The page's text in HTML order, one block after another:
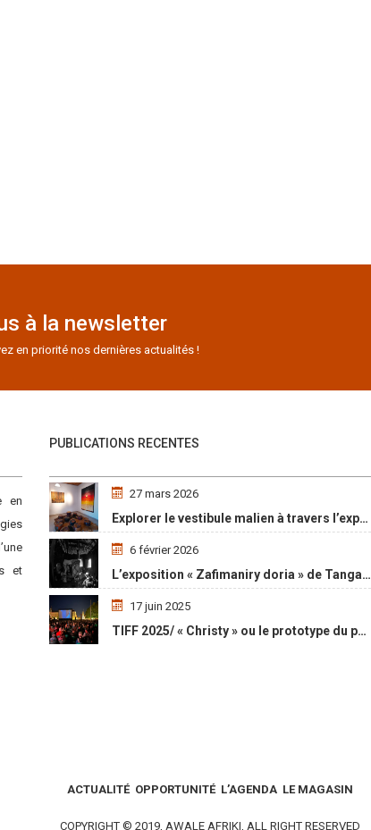
à la newsletter
en priorité nos dernières actualités !
en
et
PUBLICATIONS RECENTES
27 mars 2026
Explorer le vestibule malien à travers l’exposition « Maaya Bulon »
6 février 2026
L’exposition « Zafimaniry doria » de TangalaMamy honore la mémoire d’un peuple malgache
17 juin 2025
TIFF 2025/ « Christy » ou le prototype du parcours initiatique
ACTUALITÉ OPPORTUNITÉ L’AGENDA LE MAGASIN
COPYRIGHT © 2019, AWALE AFRIKI, ALL RIGHT RESERVED